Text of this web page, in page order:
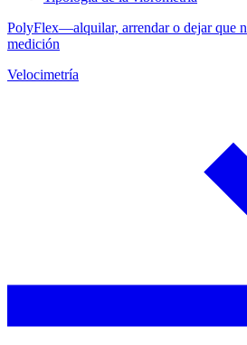
PolyFlex—alquilar, arrendar o dejar que
medición
Velocimetría